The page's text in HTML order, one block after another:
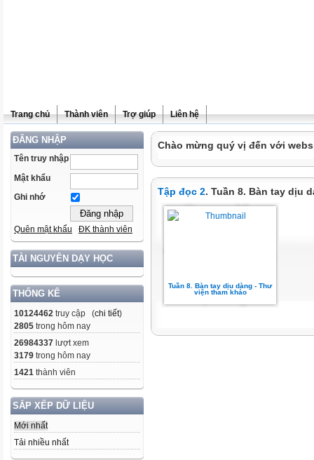
Trang chủ Thành viên Trợ giúp Liên hệ
ĐĂNG NHẬP
Tên truy nhập
Mật khẩu
Ghi nhớ
Quên mật khẩu ĐK thành viên
TÀI NGUYÊN DẠY HỌC
THỐNG KÊ
10124462 truy cập (chi tiết)
2805 trong hôm nay
26984337 lượt xem
3179 trong hôm nay
1421 thành viên
SẮP XẾP DỮ LIỆU
Mới nhất
Tải nhiều nhất
Chào mừng quý vị đến với
Tập đọc 2. Tuần 8. Bàn tay dịu
Tuần 8. Bàn tay dịu dàng - Thư
viện tham khảo